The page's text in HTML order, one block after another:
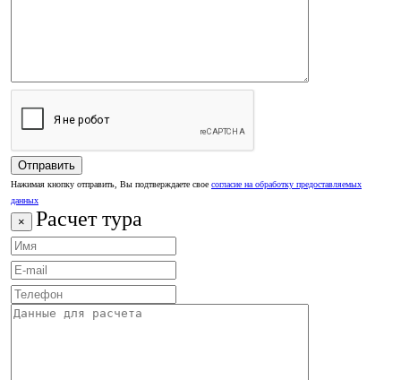
Нажимая кнопку отправить, Вы подтверждаете свое согласие на обработку предоставляемых
данных
× Расчет тура